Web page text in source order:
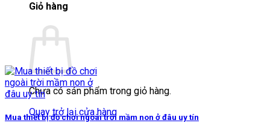
Giỏ hàng
Chưa có sản phẩm trong giỏ hàng.
Quay trở lại cửa hàng
Mua thiết bị đồ chơi ngoài trời mầm non ở đâu uy tín